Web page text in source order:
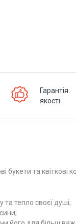
Гарантія
якості
букети та
тепло своєї душі;